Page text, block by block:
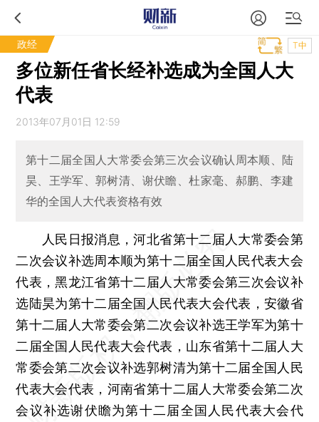
政经 T中
多位新任省长经补选成为全国人大
代表
2013年07月01日 12:59
第十二届全国人大常委会第三次会议确认周本顺、陆
昊、王学军、郭树清、谢伏瞻、杜家毫、郝鹏、李建
华的全国人大代表资格有效
人民日报消息，河北省第十二届人大常委会第
二次会议补选周本顺为第十二届全国人民代表大会
代表，黑龙江省第十二届人大常委会第三次会议补
选陆昊为第十二届全国人民代表大会代表，安徽省
第十二届人大常委会第二次会议补选王学军为第十
二届全国人民代表大会代表，山东省第十二届人大
常委会第二次会议补选郭树清为第十二届全国人民
代表大会代表，河南省第十二届人大常委会第二次
会议补选谢伏瞻为第十二届全国人民代表大会代